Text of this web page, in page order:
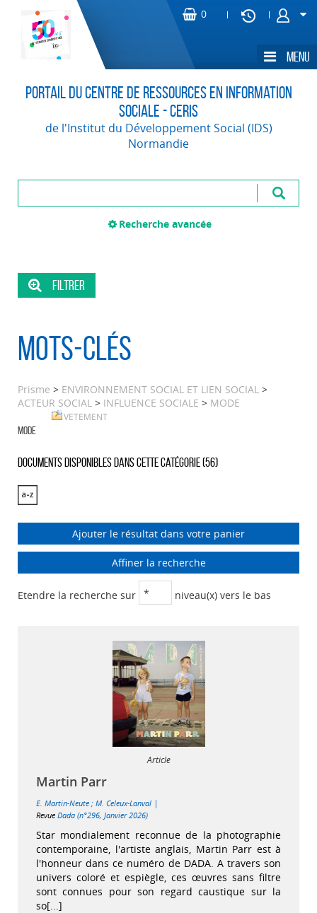
Portail du Centre de Ressources en Information
Sociale - CERIS
de l'Institut du Développement Social (IDS)
Normandie
Recherche avancée
Mots-clés
Prisme > ENVIRONNEMENT SOCIAL ET LIEN SOCIAL >
ACTEUR SOCIAL > INFLUENCE SOCIALE > MODE
VETEMENT
MODE
Documents disponibles dans cette catégorie (56)
Ajouter le résultat dans votre panier
Affiner la recherche
Etendre la recherche sur niveau(x) vers le bas
Article
Martin Parr
E. Martin-Neute ; M. Celeux-Lanval |
Revue Dada (n°296, Janvier 2026)
Star mondialement reconnue de la photographie
contemporaine, l'artiste anglais, Martin Parr est à
l'honneur dans ce numéro de DADA. A travers son
univers coloré et espiègle, ces œuvres sans filtre
sont connues pour son regard caustique sur la
so[...]